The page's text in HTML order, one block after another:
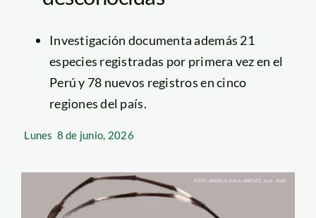
Investigación documenta además 21
especies registradas por primera vez en el
Perú y 78 nuevos registros en cinco
regiones del país.
Lunes 8 de junio, 2026